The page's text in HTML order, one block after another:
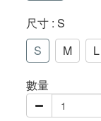
尺寸 : S
S
M L
數量